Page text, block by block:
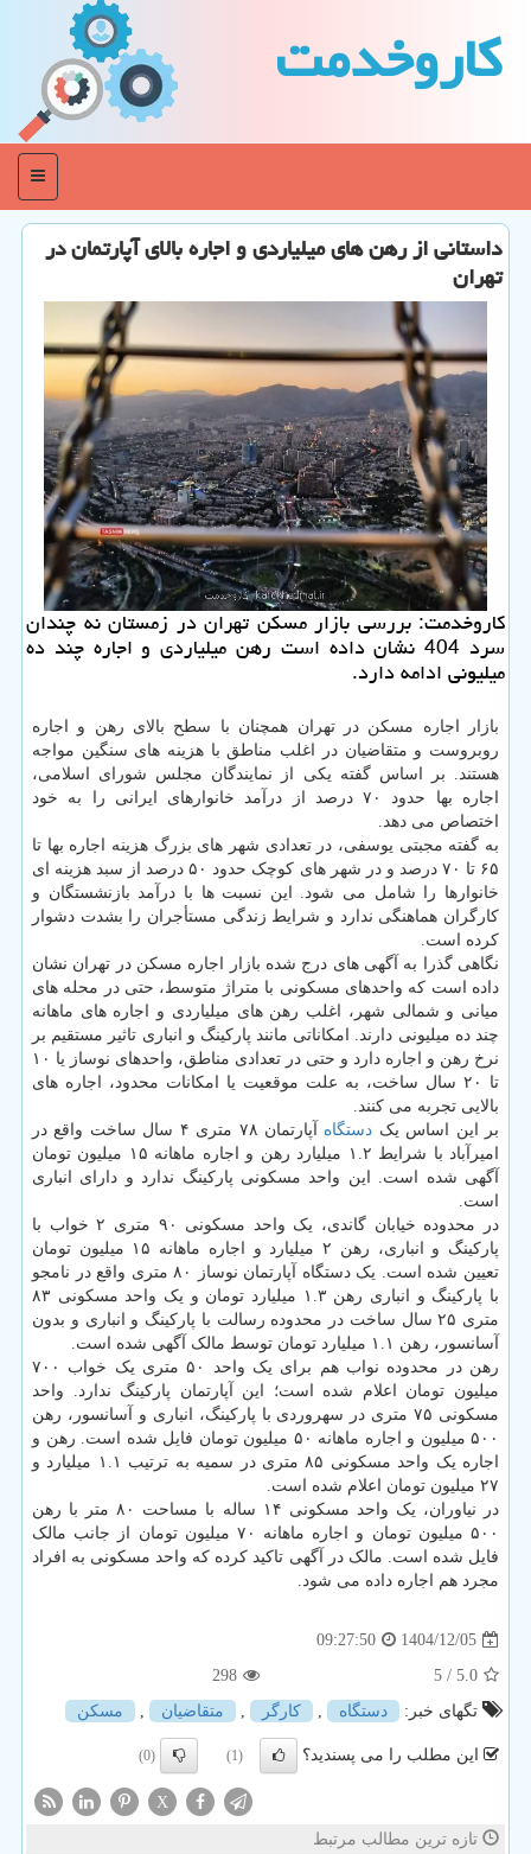
كاروخدمت
منو
داستانی از رهن های میلیاردی و اجاره بالای آپارتمان در
تهران
کاروخدمت: بررسی بازار مسکن تهران در زمستان نه چندان
سرد 404 نشان داده است رهن میلیاردی و اجاره چند ده
میلیونی ادامه دارد.
بازار اجاره مسکن در تهران همچنان با سطح بالای رهن و اجاره
روبروست و متقاضیان در اغلب مناطق با هزینه های سنگین مواجه
هستند. بر اساس گفته یکی از نمایندگان مجلس شورای اسلامی،
اجاره بها حدود ۷۰ درصد از درآمد خانوارهای ایرانی را به خود
اختصاص می دهد.
به گفته مجبتی یوسفی، در تعدادی شهر های بزرگ هزینه اجاره بها تا
۶۵ تا ۷۰ درصد و در شهر های کوچک حدود ۵۰ درصد از سبد هزینه ای
خانوارها را شامل می شود. این نسبت ها با درآمد بازنشستگان و
کارگران هماهنگی ندارد و شرایط زندگی مستأجران را بشدت دشوار
کرده است.
نگاهی گذرا به آگهی های درج شده بازار اجاره مسکن در تهران نشان
داده است که واحدهای مسکونی با متراژ متوسط، حتی در محله های
میانی و شمالی شهر، اغلب رهن های میلیاردی و اجاره های ماهانه
چند ده میلیونی دارند. امکاناتی مانند پارکینگ و انباری تاثیر مستقیم بر
نرخ رهن و اجاره دارد و حتی در تعدادی مناطق، واحدهای نوساز یا ۱۰
تا ۲۰ سال ساخت، به علت موقعیت یا امکانات محدود، اجاره های
بالایی تجربه می کنند.
بر این اساس یک دستگاه
آپارتمان ۷۸ متری ۴ سال ساخت واقع در
امیرآباد با شرایط ۱.۲ میلیارد رهن و اجاره ماهانه ۱۵ میلیون تومان
آگهی شده است. این واحد مسکونی پارکینگ ندارد و دارای انباری
است.
در محدوده خیابان گاندی، یک واحد مسکونی ۹۰ متری ۲ خواب با
پارکینگ و انباری، رهن ۲ میلیارد و اجاره ماهانه ۱۵ میلیون تومان
تعیین شده است. یک دستگاه آپارتمان نوساز ۸۰ متری واقع در نامجو
با پارکینگ و انباری رهن ۱.۳ میلیارد تومان و یک واحد مسکونی ۸۳
متری ۲۵ سال ساخت در محدوده رسالت با پارکینگ و انباری و بدون
آسانسور، رهن ۱.۱ میلیارد تومان توسط مالک آگهی شده است.
رهن در محدوده نواب هم برای یک واحد ۵۰ متری یک خواب ۷۰۰
میلیون تومان اعلام شده است؛ این آپارتمان پارکینگ ندارد. واحد
مسکونی ۷۵ متری در سهروردی با پارکینگ، انباری و آسانسور، رهن
۵۰۰ میلیون و اجاره ماهانه ۵۰ میلیون تومان فایل شده است. رهن و
اجاره یک واحد مسکونی ۸۵ متری در سمیه به ترتیب ۱.۱ میلیارد و
۲۷ میلیون تومان اعلام شده است.
در نیاوران، یک واحد مسکونی ۱۴ ساله با مساحت ۸۰ متر با رهن
۵۰۰ میلیون تومان و اجاره ماهانه ۷۰ میلیون تومان از جانب مالک
فایل شده است. مالک در آگهی تاکید کرده که واحد مسکونی به افراد
مجرد هم اجاره داده می شود.
1404/12/05
09:27:50
5.0
/ 5
298
تگهای خبر:
دستگاه , كارگر , متقاضیان , مسكن
این مطلب را می پسندید؟ (1)
(0)
X
تازه ترین مطالب مرتبط